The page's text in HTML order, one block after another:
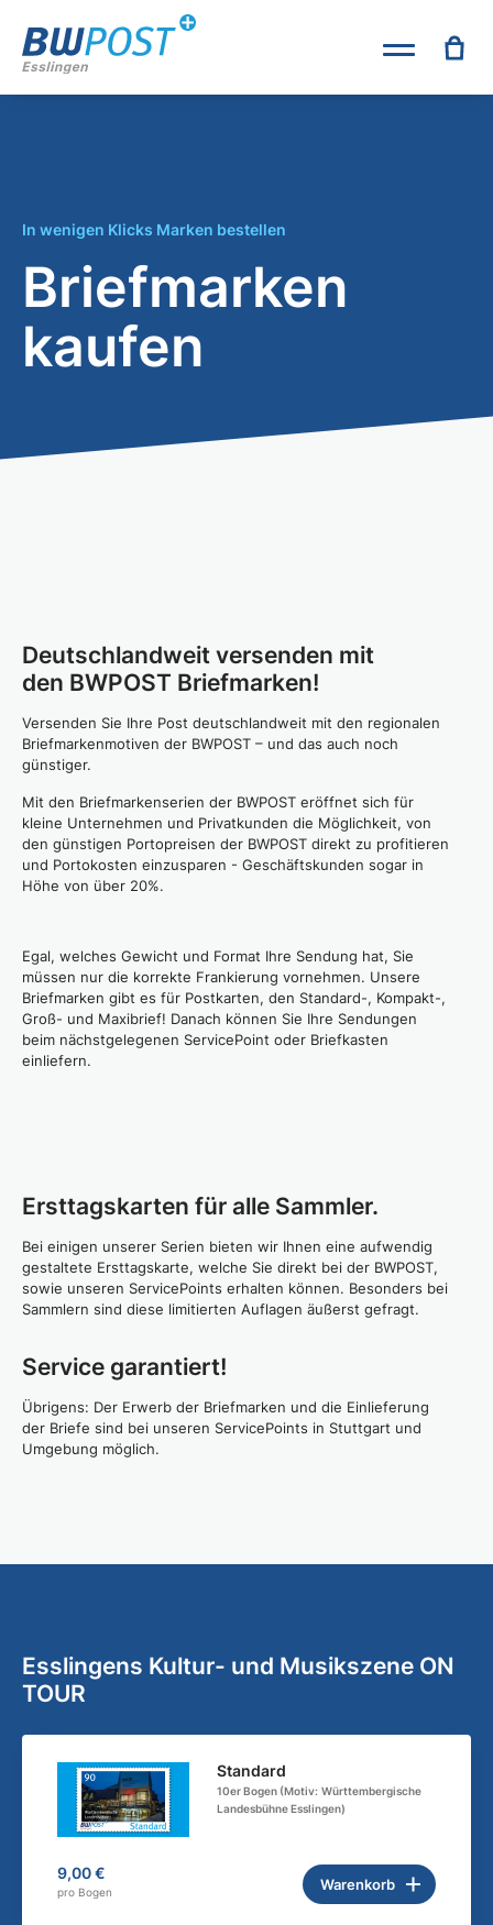
In wenigen Klicks Marken bestellen
Briefmarken
kaufen
Deutschlandweit versenden mit
den BWPOST Briefmarken!
Versenden Sie Ihre Post deutschlandweit mit den regionalen
Briefmarkenmotiven der BWPOST – und das auch noch
günstiger.
Mit den Briefmarkenserien der BWPOST eröffnet sich für
kleine Unternehmen und Privatkunden die Möglichkeit, von
den günstigen Portopreisen der BWPOST direkt zu profitieren
und Portokosten einzusparen - Geschäftskunden sogar in
Höhe von über 20%.
Egal, welches Gewicht und Format Ihre Sendung hat, Sie
müssen nur die korrekte Frankierung vornehmen. Unsere
Briefmarken gibt es für Postkarten, den Standard-, Kompakt-,
Groß- und Maxibrief! Danach können Sie Ihre Sendungen
beim nächstgelegenen ServicePoint oder Briefkasten
einliefern.
Ersttagskarten für alle Sammler.
Bei einigen unserer Serien bieten wir Ihnen eine aufwendig
gestaltete Ersttagskarte, welche Sie direkt bei der BWPOST,
sowie unseren ServicePoints erhalten können. Besonders bei
Sammlern sind diese limitierten Auflagen äußerst gefragt.
Service garantiert!
Übrigens: Der Erwerb der Briefmarken und die Einlieferung
der Briefe sind bei unseren ServicePoints in Stuttgart und
Umgebung möglich.
Esslingens Kultur- und Musikszene ON
TOUR
Standard
10er Bogen (Motiv: Württembergische
Landesbühne Esslingen)
9,00 €
pro Bogen Warenkorb